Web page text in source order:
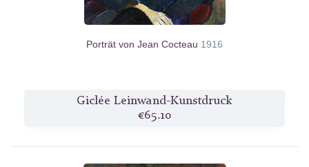
Porträt von Jean Cocteau 1916
Giclée Leinwand-Kunstdruck
€65.10